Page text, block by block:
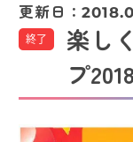
更新日：
終了
楽し
プ2018